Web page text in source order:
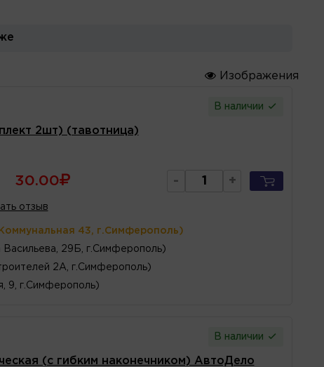
Изображения
В наличии
2шт) (тавотница)
30.00 - +
отзыв
43, г.Симферополь)
Васильева, 29Б, г.Симферополь)
2А, г.Симферополь)
9, г.Симферополь)
В наличии
(с гибким наконечником) АвтоДело